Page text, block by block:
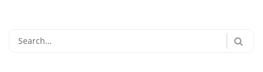
Search